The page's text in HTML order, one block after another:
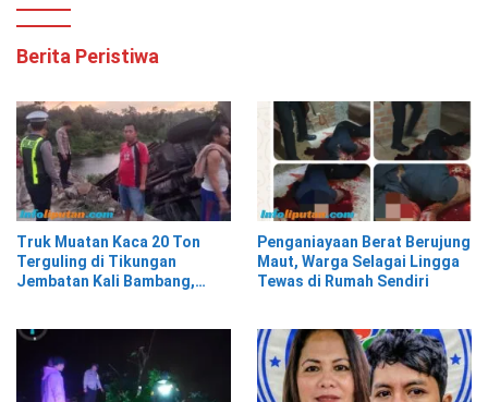
Berita Peristiwa
Truk Muatan Kaca 20 Ton
Terguling di Tikungan
Jembatan Kali Bambang,
Penganiayaan Berat Berujung
Maut, Warga Selagai Lingga
Tewas di Rumah Sendiri